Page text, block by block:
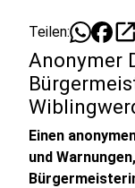
Teilen: open_in_new
Anonymer
Einen
und